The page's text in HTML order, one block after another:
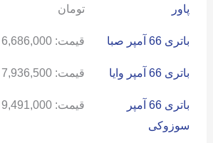
پاور
تومان
باتری 66 آمپر صبا قیمت: 6,686,000
باتری 66 آمپر وایا قیمت: 7,936,500
باتری 66 آمپر
سوزوکی
قیمت: 9,491,000